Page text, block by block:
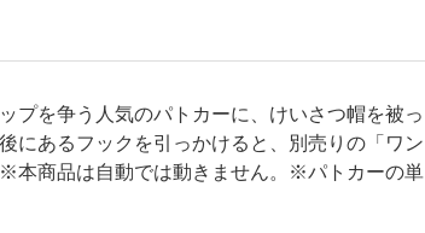
プを争う人気のパトカーに、けいさつ帽を被っ
にあるフックを引っかけると、別売りの「ワン
商品は自動では動きません。※パトカーの単